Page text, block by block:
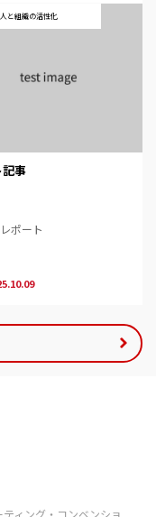
人と組織の活性化
事
ポート
ィング・コンベンショ